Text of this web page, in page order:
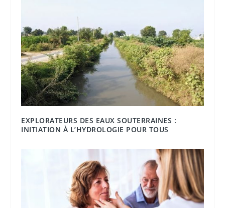
EXPLORATEURS DES EAUX SOUTERRAINES :
INITIATION À L’HYDROLOGIE POUR TOUS